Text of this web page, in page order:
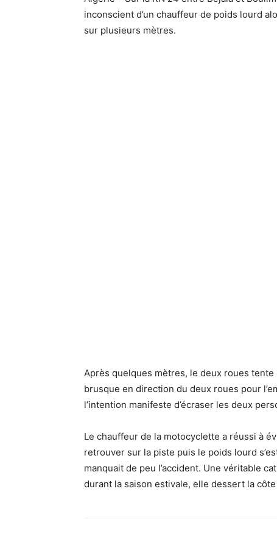
inconscient d’un chauffeur de poids lourd
sur plusieurs mètres.
Après quelques mètres, le deux roues
brusque en direction du deux roues pour
l’intention manifeste d’écraser les deux
Le chauffeur de la motocyclette a réussi à
retrouver sur la piste puis le poids lourd
manquait de peu l’accident. Une véritable
durant la saison estivale, elle dessert la